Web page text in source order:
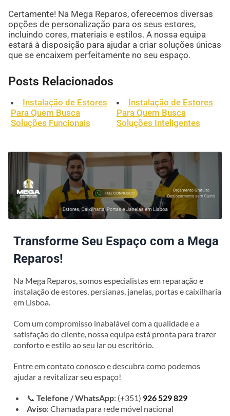
Certamente! Na Mega Reparos, oferecemos diversas
opções de personalização para os seus estores,
incluindo cores, materiais e estilos. A nossa equipa
estará à disposição para ajudar a criar soluções únicas
que se encaixem perfeitamente no seu espaço.
Posts Relacionados
Instalação de Estores
Para Quem Busca
Soluções Funcionais
Instalação de Estores
Para Quem Busca
Soluções Inteligentes
Transforme Seu Espaço com a Mega
Reparos!
Na Mega Reparos, somos especialistas em reparação e
instalação de estores, persianas, janelas, portas e caixilharia
em Lisboa.
Com um compromisso inabalável com a qualidade e a
satisfação do cliente, nossa equipa está pronta para trazer
conforto e estilo ao seu lar ou escritório.
Entre em contato conosco e descubra como podemos
ajudar a revitalizar seu espaço!
📞Telefone / WhatsApp: (+351) 926 529 829
Aviso: Chamada para rede móvel nacional